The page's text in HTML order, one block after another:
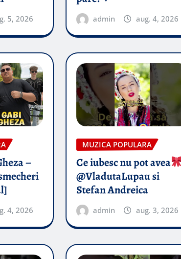
5, 2026 admin aug. 4, 2026
–
4, 2026
MUZICA POPULARA
Ce iubesc nu pot avea
@VladutaLupau si
Stefan Andreica
admin aug. 3, 2026